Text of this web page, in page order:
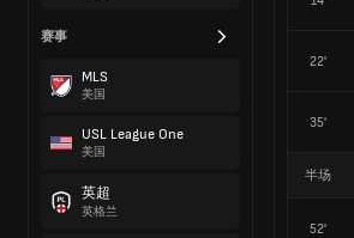
赛事
MLS
美国
USL League One
美国
英超
英格兰
22'
35'
半场
52'